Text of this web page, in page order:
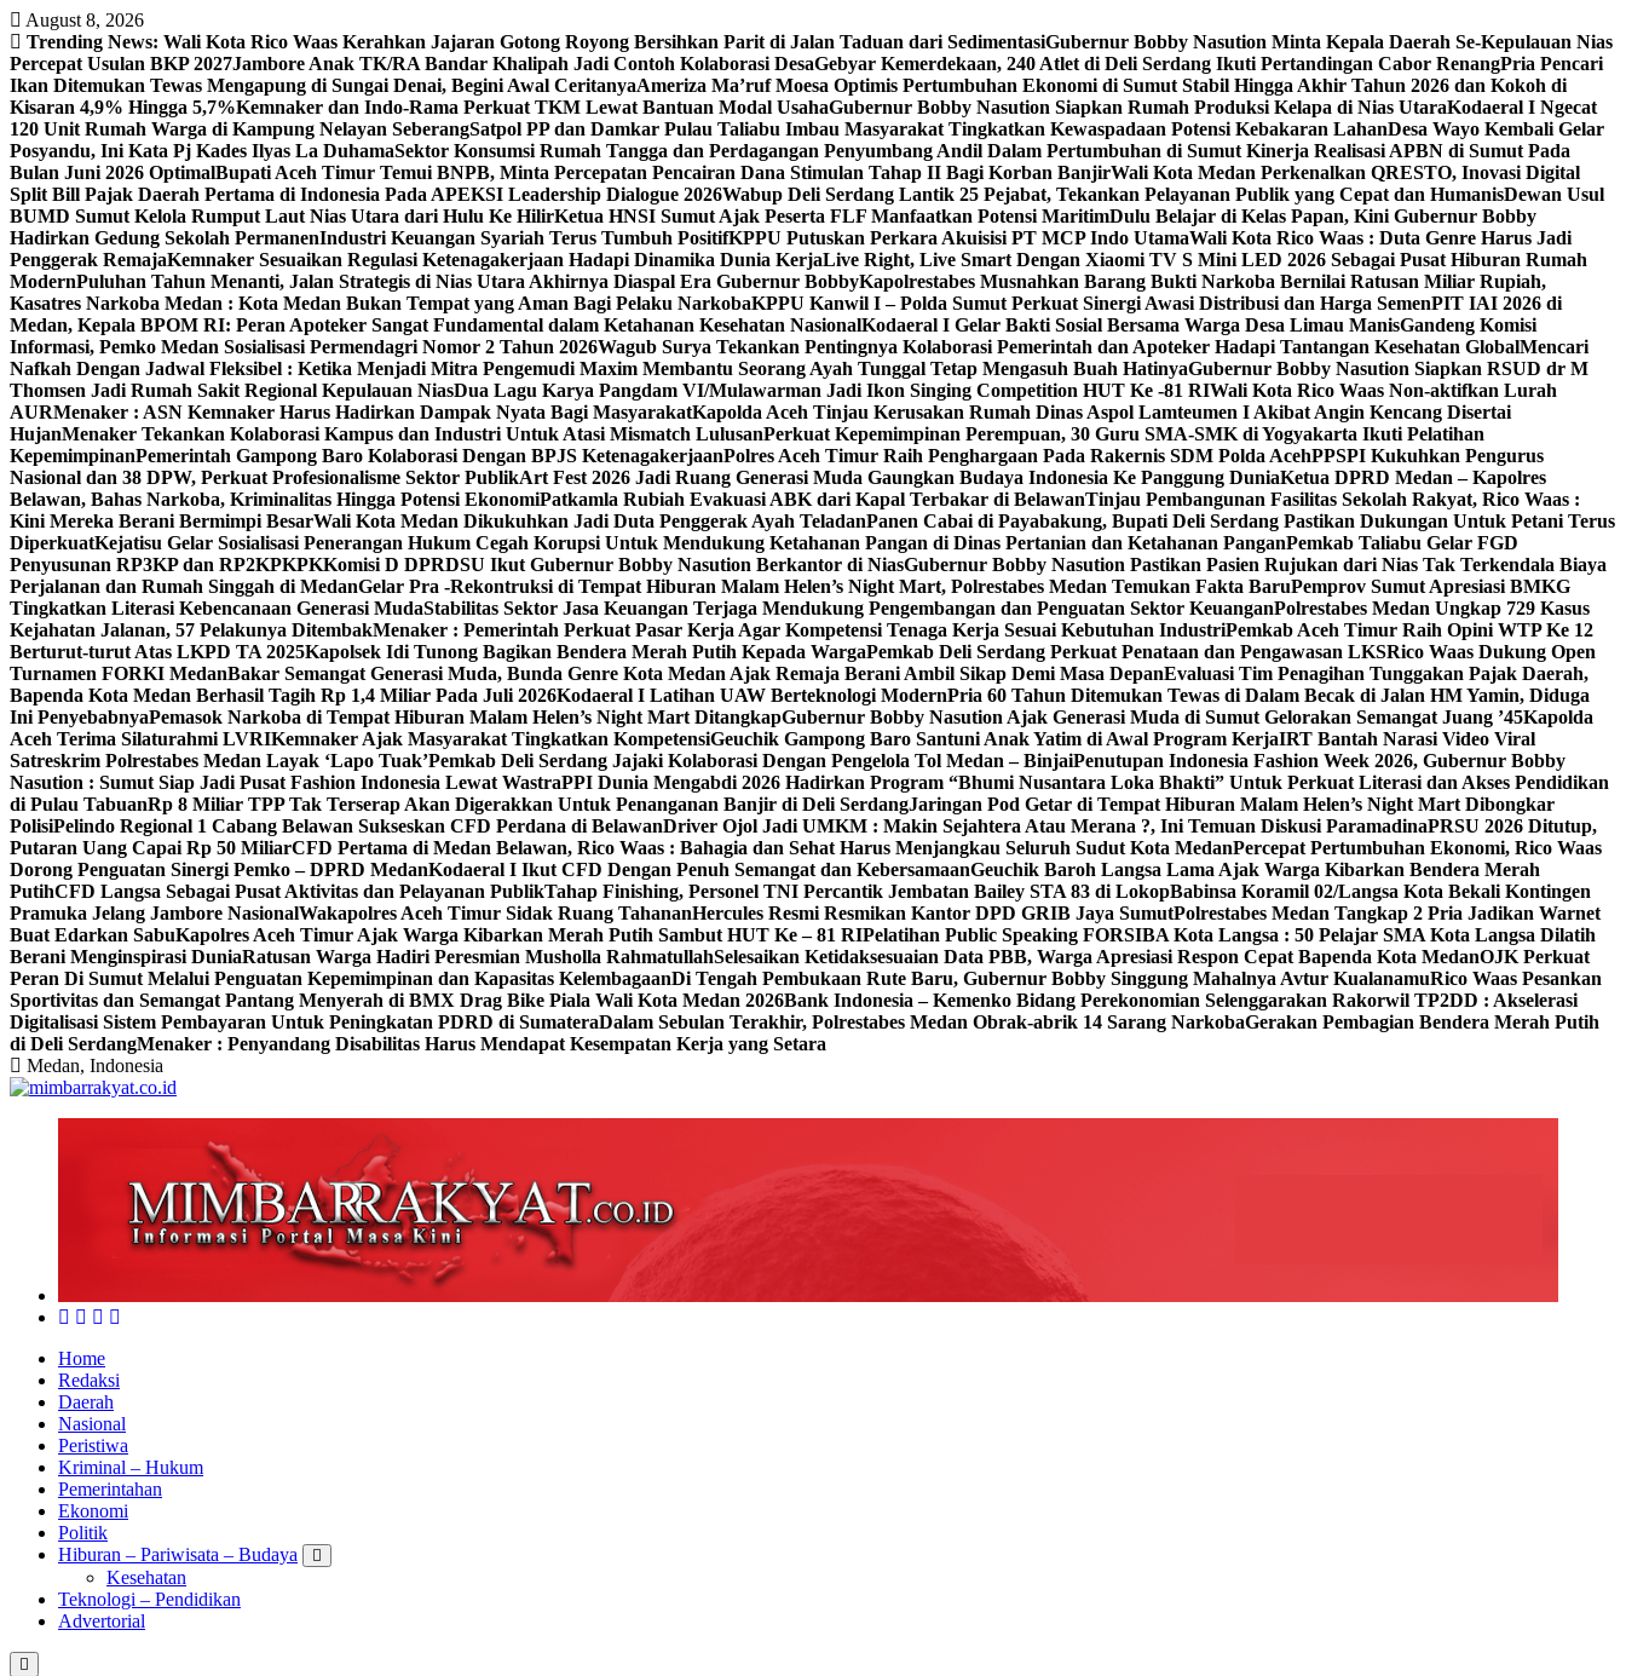
Skip
to
content
August 8, 2026
Trending News: Wali Kota Rico Waas Kerahkan Jajaran Gotong Royong Bersihkan Parit di Jalan Taduan dari SedimentasiGubernur Bobby Nasution Minta Kepala Daerah Se-Kepulauan Nias
Percepat Usulan BKP 2027Jambore Anak TK/RA Bandar Khalipah Jadi Contoh Kolaborasi DesaGebyar Kemerdekaan, 240 Atlet di Deli Serdang Ikuti Pertandingan Cabor RenangPria Pencari
Ikan Ditemukan Tewas Mengapung di Sungai Denai, Begini Awal Ceritanya‎Ameriza Ma’ruf Moesa‎ Optimis Pertumbuhan Ekonomi di Sumut Stabil Hingga Akhir Tahun 2026 dan Kokoh di
Kisaran 4,9% Hingga 5,7%Kemnaker dan Indo-Rama Perkuat TKM Lewat Bantuan Modal UsahaGubernur Bobby Nasution Siapkan Rumah Produksi Kelapa di Nias UtaraKodaeral I Ngecat
120 Unit Rumah Warga di Kampung Nelayan SeberangSatpol PP dan Damkar Pulau Taliabu Imbau Masyarakat Tingkatkan Kewaspadaan Potensi Kebakaran LahanDesa Wayo Kembali Gelar
Posyandu, Ini Kata Pj Kades Ilyas La DuhamaSektor Konsumsi Rumah Tangga dan Perdagangan Penyumbang Andil Dalam Pertumbuhan di Sumut ‎ Kinerja Realisasi APBN di Sumut Pada
Bulan Juni 2026 Optimal‎‎Bupati Aceh Timur Temui BNPB, Minta Percepatan Pencairan Dana Stimulan Tahap II Bagi Korban BanjirWali Kota Medan Perkenalkan QRESTO, Inovasi Digital
Split Bill Pajak Daerah Pertama di Indonesia Pada APEKSI Leadership Dialogue 2026Wabup Deli Serdang Lantik 25 Pejabat, Tekankan Pelayanan Publik yang Cepat dan HumanisDewan Usul
BUMD Sumut Kelola Rumput Laut Nias Utara dari Hulu Ke HilirKetua HNSI Sumut Ajak Peserta FLF Manfaatkan Potensi MaritimDulu Belajar di Kelas Papan, Kini Gubernur Bobby
Hadirkan Gedung Sekolah PermanenIndustri Keuangan Syariah Terus Tumbuh PositifKPPU Putuskan Perkara Akuisisi PT MCP Indo UtamaWali Kota Rico Waas : Duta Genre Harus Jadi
Penggerak RemajaKemnaker Sesuaikan Regulasi Ketenagakerjaan Hadapi Dinamika Dunia KerjaLive Right, Live Smart Dengan Xiaomi TV S Mini LED 2026 Sebagai Pusat Hiburan Rumah
ModernPuluhan Tahun Menanti, Jalan Strategis di Nias Utara Akhirnya Diaspal Era Gubernur BobbyKapolrestabes Musnahkan Barang Bukti Narkoba Bernilai Ratusan Miliar Rupiah,
Kasatres Narkoba Medan : Kota Medan Bukan Tempat yang Aman Bagi Pelaku NarkobaKPPU Kanwil I – Polda Sumut Perkuat Sinergi Awasi Distribusi dan Harga SemenPIT IAI 2026 di
Medan, Kepala BPOM RI: Peran Apoteker Sangat Fundamental dalam Ketahanan Kesehatan NasionalKodaeral I Gelar Bakti Sosial Bersama Warga Desa Limau ManisGandeng Komisi
Informasi, Pemko Medan Sosialisasi Permendagri Nomor 2 Tahun 2026Wagub Surya Tekankan Pentingnya Kolaborasi Pemerintah dan Apoteker Hadapi Tantangan Kesehatan GlobalMencari
Nafkah Dengan Jadwal Fleksibel : Ketika Menjadi Mitra Pengemudi Maxim Membantu Seorang Ayah Tunggal Tetap Mengasuh Buah HatinyaGubernur Bobby Nasution Siapkan RSUD dr M
Thomsen Jadi Rumah Sakit Regional Kepulauan NiasDua Lagu Karya Pangdam VI/Mulawarman Jadi Ikon Singing Competition HUT Ke -81 RIWali Kota Rico Waas Non-aktifkan Lurah
AURMenaker : ASN Kemnaker Harus Hadirkan Dampak Nyata Bagi MasyarakatKapolda Aceh Tinjau Kerusakan Rumah Dinas Aspol Lamteumen I Akibat Angin Kencang Disertai
HujanMenaker Tekankan Kolaborasi Kampus dan Industri Untuk Atasi Mismatch LulusanPerkuat Kepemimpinan Perempuan, 30 Guru SMA-SMK di Yogyakarta Ikuti Pelatihan
KepemimpinanPemerintah Gampong Baro Kolaborasi Dengan BPJS KetenagakerjaanPolres Aceh Timur Raih Penghargaan Pada Rakernis SDM Polda AcehPPSPI Kukuhkan Pengurus
Nasional dan 38 DPW, Perkuat Profesionalisme Sektor PublikArt Fest 2026 Jadi Ruang Generasi Muda Gaungkan Budaya Indonesia Ke Panggung DuniaKetua DPRD Medan – Kapolres
Belawan, Bahas Narkoba, Kriminalitas Hingga Potensi EkonomiPatkamla Rubiah Evakuasi ABK dari Kapal Terbakar di BelawanTinjau Pembangunan Fasilitas Sekolah Rakyat, Rico Waas :
Kini Mereka Berani Bermimpi BesarWali Kota Medan Dikukuhkan Jadi Duta Penggerak Ayah TeladanPanen Cabai di Payabakung, Bupati Deli Serdang Pastikan Dukungan Untuk Petani Terus
DiperkuatKejatisu Gelar Sosialisasi Penerangan Hukum Cegah Korupsi Untuk Mendukung Ketahanan Pangan di Dinas Pertanian dan Ketahanan PanganPemkab Taliabu Gelar FGD
Penyusunan RP3KP dan RP2KPKPKKomisi D DPRDSU Ikut Gubernur Bobby Nasution Berkantor di NiasGubernur Bobby Nasution Pastikan Pasien Rujukan dari Nias Tak Terkendala Biaya
Perjalanan dan Rumah Singgah di MedanGelar Pra -Rekontruksi di Tempat Hiburan Malam Helen’s Night Mart, Polrestabes Medan Temukan Fakta BaruPemprov Sumut Apresiasi BMKG
Tingkatkan Literasi Kebencanaan Generasi MudaStabilitas Sektor Jasa Keuangan Terjaga Mendukung Pengembangan dan Penguatan Sektor KeuanganPolrestabes Medan Ungkap 729 Kasus
Kejahatan Jalanan, 57 Pelakunya DitembakMenaker : Pemerintah Perkuat Pasar Kerja Agar Kompetensi Tenaga Kerja Sesuai Kebutuhan IndustriPemkab Aceh Timur Raih Opini WTP Ke 12
Berturut-turut Atas LKPD TA 2025Kapolsek Idi Tunong Bagikan Bendera Merah Putih Kepada WargaPemkab Deli Serdang Perkuat Penataan dan Pengawasan LKSRico Waas Dukung Open
Turnamen FORKI MedanBakar Semangat Generasi Muda, Bunda Genre Kota Medan Ajak Remaja Berani Ambil Sikap Demi Masa DepanEvaluasi Tim Penagihan Tunggakan Pajak Daerah,
Bapenda Kota Medan Berhasil Tagih Rp 1,4 Miliar Pada Juli 2026Kodaeral I Latihan UAW Berteknologi ModernPria 60 Tahun Ditemukan Tewas di Dalam Becak di Jalan HM Yamin, Diduga
Ini PenyebabnyaPemasok Narkoba di Tempat Hiburan Malam Helen’s Night Mart DitangkapGubernur Bobby Nasution Ajak Generasi Muda di Sumut Gelorakan Semangat Juang ’45Kapolda
Aceh Terima Silaturahmi LVRIKemnaker Ajak Masyarakat Tingkatkan KompetensiGeuchik Gampong Baro Santuni Anak Yatim di Awal Program KerjaIRT Bantah Narasi Video Viral
Satreskrim Polrestabes Medan Layak ‘Lapo Tuak’Pemkab Deli Serdang Jajaki Kolaborasi Dengan Pengelola Tol Medan – BinjaiPenutupan Indonesia Fashion Week 2026, Gubernur Bobby
Nasution : Sumut Siap Jadi Pusat Fashion Indonesia Lewat WastraPPI Dunia Mengabdi 2026 Hadirkan Program “Bhumi Nusantara Loka Bhakti” Untuk Perkuat Literasi dan Akses Pendidikan
di Pulau TabuanRp 8 Miliar TPP Tak Terserap Akan Digerakkan Untuk Penanganan Banjir di Deli SerdangJaringan Pod Getar di Tempat Hiburan Malam Helen’s Night Mart Dibongkar
PolisiPelindo Regional 1 Cabang Belawan Sukseskan CFD Perdana di BelawanDriver Ojol Jadi UMKM : Makin Sejahtera Atau Merana ?, Ini Temuan Diskusi ParamadinaPRSU 2026 Ditutup,
Putaran Uang Capai Rp 50 MiliarCFD Pertama di Medan Belawan, Rico Waas : Bahagia dan Sehat Harus Menjangkau Seluruh Sudut Kota MedanPercepat Pertumbuhan Ekonomi, Rico Waas
Dorong Penguatan Sinergi Pemko – DPRD MedanKodaeral I Ikut CFD Dengan Penuh Semangat dan KebersamaanGeuchik Baroh Langsa Lama Ajak Warga Kibarkan Bendera Merah
PutihCFD Langsa Sebagai Pusat Aktivitas dan Pelayanan PublikTahap Finishing, Personel TNI Percantik Jembatan Bailey STA 83 di LokopBabinsa Koramil 02/Langsa Kota Bekali Kontingen
Pramuka Jelang Jambore NasionalWakapolres Aceh Timur Sidak Ruang TahananHercules Resmi Resmikan Kantor DPD GRIB Jaya SumutPolrestabes Medan Tangkap 2 Pria Jadikan Warnet
Buat Edarkan SabuKapolres Aceh Timur Ajak Warga Kibarkan Merah Putih Sambut HUT Ke – 81 RIPelatihan Public Speaking FORSIBA Kota Langsa : 50 Pelajar SMA Kota Langsa Dilatih
Berani Menginspirasi DuniaRatusan Warga Hadiri Peresmian Musholla RahmatullahSelesaikan Ketidaksesuaian Data PBB, Warga Apresiasi Respon Cepat Bapenda Kota MedanOJK Perkuat
Peran Di Sumut Melalui Penguatan Kepemimpinan dan Kapasitas KelembagaanDi Tengah Pembukaan Rute Baru, Gubernur Bobby Singgung Mahalnya Avtur KualanamuRico Waas Pesankan
Sportivitas dan Semangat Pantang Menyerah di BMX Drag Bike Piala Wali Kota Medan 2026Bank Indonesia – Kemenko Bidang Perekonomian Selenggarakan Rakorwil TP2DD : Akselerasi
Digitalisasi Sistem Pembayaran Untuk Peningkatan PDRD di SumateraDalam Sebulan Terakhir, Polrestabes Medan Obrak-abrik 14 Sarang NarkobaGerakan Pembagian Bendera Merah Putih
di Deli SerdangMenaker : Penyandang Disabilitas Harus Mendapat Kesempatan Kerja yang Setara
Medan, Indonesia
Home
Redaksi
Daerah
Nasional
Peristiwa
Kriminal – Hukum
Pemerintahan
Ekonomi
Politik
Hiburan – Pariwisata – Budaya
Kesehatan
Teknologi – Pendidikan
Advertorial